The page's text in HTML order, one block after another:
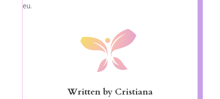
eu.
Written by Cristiana